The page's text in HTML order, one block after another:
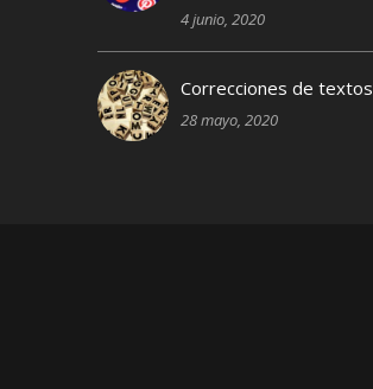
4 junio, 2020
Correcciones de textos
28 mayo, 2020